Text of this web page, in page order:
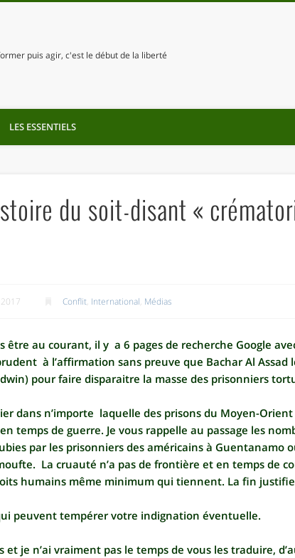
puis agir, c'est le début de la liberté
LES ESSENTIELS
du soit-disant «
Conflit, International, Médias
être au courant, il y a 6 pages de recherche Google
à l’affirmation sans preuve que Bachar Al
pour faire disparaitre la masse des prisonniers
dans n’importe laquelle des prisons du Moyen-
temps de guerre. Je vous rappelle au passage les
par les prisonniers des américains à Guentanamo
La cruauté n’a pas de frontière et en temps de
humains même minimum qui tiennent. La fin
peuvent tempérer votre indignation éventuelle.
et je n’ai vraiment pas le temps de vous les traduire,